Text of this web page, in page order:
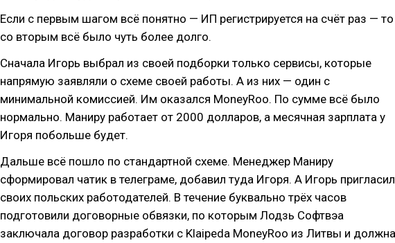
Если с первым шагом всё понятно — ИП регистрируется на счёт раз — то
со вторым всё было чуть более долго.
Сначала Игорь выбрал из своей подборки только сервисы, которые
напрямую заявляли о схеме своей работы. А из них — один с
минимальной комиссией. Им оказался MoneyRoo. По сумме всё было
нормально. Маниру работает от 2000 долларов, а месячная зарплата у
Игоря побольше будет.
Дальше всё пошло по стандартной схеме. Менеджер Маниру
сформировал чатик в телеграме, добавил туда Игоря. А Игорь пригласил
своих польских работодателей. В течение буквально трёх часов
подготовили договорные обвязки, по которым Лодзь Софтвэа
заключала договор разработки с Klaipeda MoneyRoo из Литвы и должна